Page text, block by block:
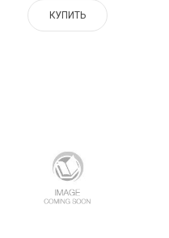
КУПИТЬ